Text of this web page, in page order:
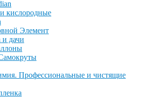
кислородные
Элемент
дачи
Профессиональные и чистящие